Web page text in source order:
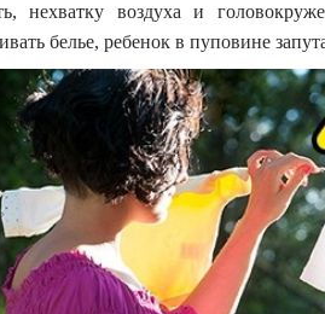
нехватку воздуха и
белье, ребенок в пуповине